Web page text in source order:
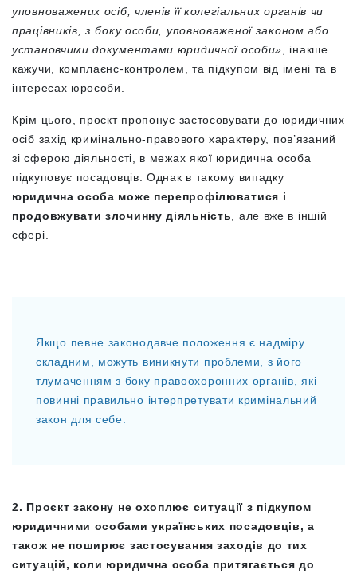
уповноважених осіб, членів її колегіальних органів чи
працівників, з боку особи, уповноваженої законом або
установчими документами юридичної особи» , інакше
кажучи, комплаєнс-контролем, та підкупом від імені та в
інтересах юрособи.
Крім цього, проєкт пропонує застосовувати до юридичних
осіб захід кримінально-правового характеру, пов’язаний
зі сферою діяльності, в межах якої юридична особа
підкуповує посадовців. Однак в такому випадку
юридична особа може перепрофілюватися і
продовжувати злочинну діяльність , але вже в іншій
сфері.
Якщо певне законодавче положення є надміру
складним, можуть виникнути проблеми, з його
тлумаченням з боку правоохоронних органів, які
повинні правильно інтерпретувати кримінальний
закон для себе.
2. Проєкт закону не охоплює ситуації з підкупом
юридичними особами українських посадовців, а
також не поширює застосування заходів до тих
ситуацій, коли юридична особа притягається до